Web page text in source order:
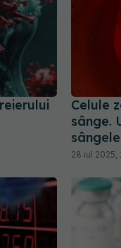
Celule
sânge.
28 iul 2025,